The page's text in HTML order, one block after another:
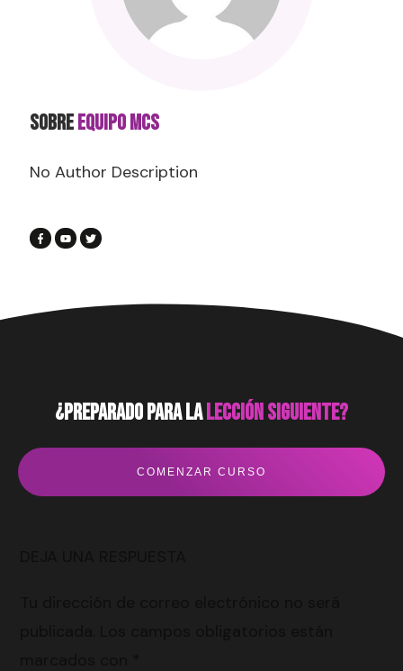
SOBRE Equipo MCS
No Author Description
¿preparado para lalección siguiente?
COMENZAR CURSO